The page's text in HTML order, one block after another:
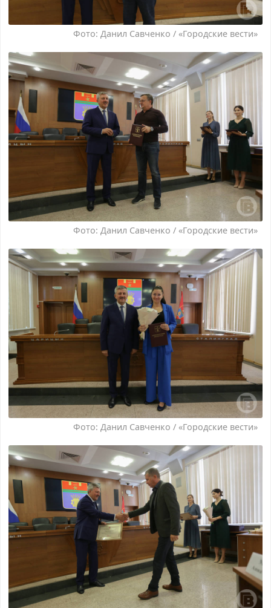
Фото: Данил Савченко / «Городские вести»
Фото: Данил Савченко / «Городские вести»
Фото: Данил Савченко / «Городские вести»